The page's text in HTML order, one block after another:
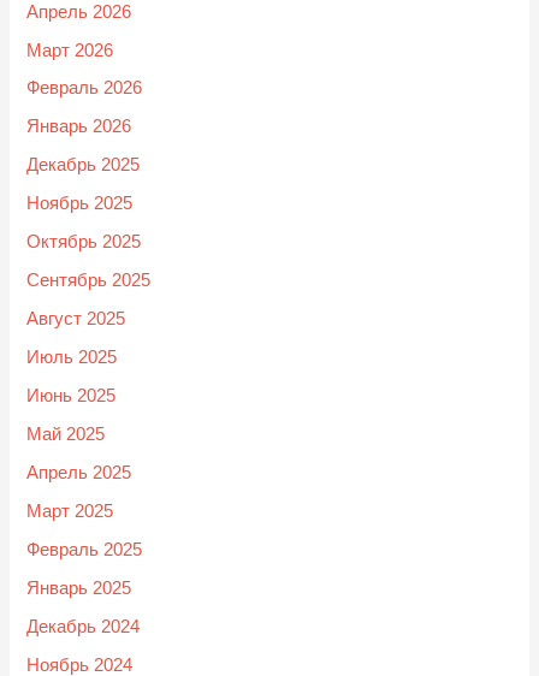
Апрель 2026
Март 2026
Февраль 2026
Январь 2026
Декабрь 2025
Ноябрь 2025
Октябрь 2025
Сентябрь 2025
Август 2025
Июль 2025
Июнь 2025
Май 2025
Апрель 2025
Март 2025
Февраль 2025
Январь 2025
Декабрь 2024
Ноябрь 2024